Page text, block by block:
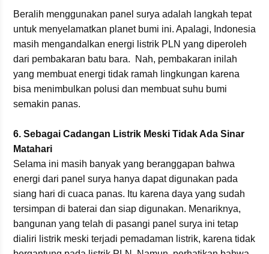
Beralih menggunakan panel surya adalah langkah tepat
untuk menyelamatkan planet bumi ini. Apalagi, Indonesia
masih mengandalkan energi listrik PLN yang diperoleh
dari pembakaran batu bara. Nah, pembakaran inilah
yang membuat energi tidak ramah lingkungan karena
bisa menimbulkan polusi dan membuat suhu bumi
semakin panas.
6. Sebagai Cadangan Listrik Meski Tidak Ada Sinar
Matahari
Selama ini masih banyak yang beranggapan bahwa
energi dari panel surya hanya dapat digunakan pada
siang hari di cuaca panas. Itu karena daya yang sudah
tersimpan di baterai dan siap digunakan. Menariknya,
bangunan yang telah di pasangi panel surya ini tetap
dialiri listrik meski terjadi pemadaman listrik, karena tidak